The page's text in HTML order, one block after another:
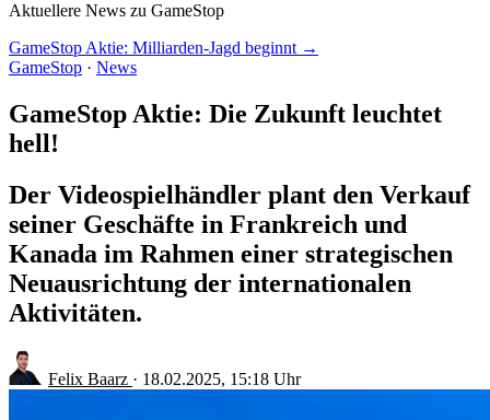
Aktuellere News zu GameStop
GameStop Aktie: Milliarden-Jagd beginnt →
GameStop · News
GameStop Aktie: Die Zukunft leuchtet
hell!
Der Videospielhändler plant den Verkauf
seiner Geschäfte in Frankreich und
Kanada im Rahmen einer strategischen
Neuausrichtung der internationalen
Aktivitäten.
Felix Baarz · 18.02.2025, 15:18 Uhr